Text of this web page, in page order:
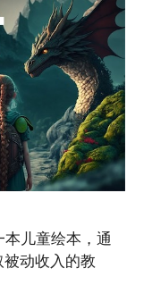
儿童绘本，通
动收入的教